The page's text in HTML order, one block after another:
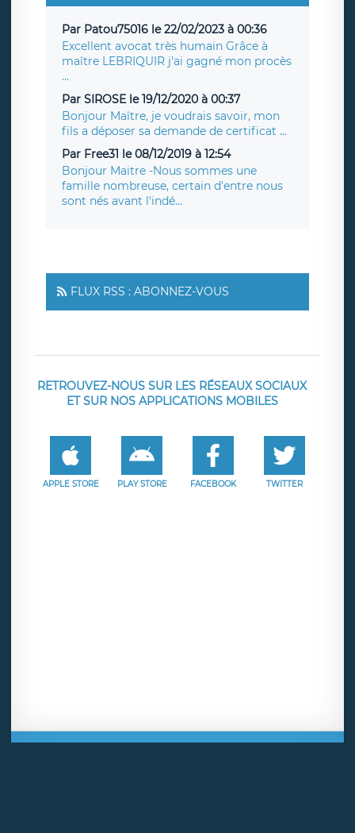
Par Patou75016 le 22/02/2023 à 00:36
Excellent avocat très humain Grâce à
maître LEBRIQUIR j'ai gagné mon procès
...
Par SIROSE le 19/12/2020 à 00:37
Bonjour Maître, je voudrais savoir, mon
fils a déposer sa demande de certificat ...
Par Free31 le 08/12/2019 à 12:54
Bonjour Maitre -Nous sommes une
famille nombreuse, certain d'entre nous
sont nés avant l'indé...
FLUX RSS : ABONNEZ-VOUS
RETROUVEZ-NOUS SUR LES RÉSEAUX SOCIAUX
ET SUR NOS APPLICATIONS MOBILES
APPLE STORE PLAY STORE FACEBOOK TWITTER